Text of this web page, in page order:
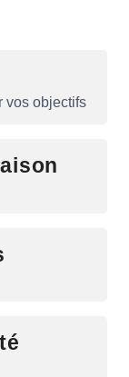
vos objectifs